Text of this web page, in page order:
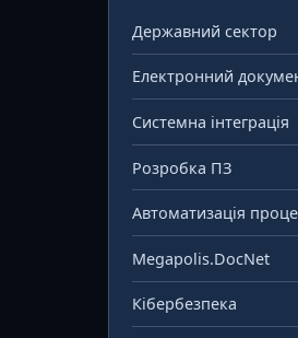
Державний сектор
Електронний
Системна інтеграція
Розробка ПЗ
Автоматизація
Megapolis.DocNet
Кібербезпека